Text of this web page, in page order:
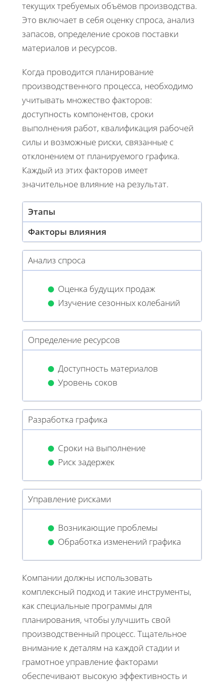
текущих требуемых объёмов производства.
Это включает в себя оценку спроса, анализ
запасов, определение сроков поставки
материалов и ресурсов.
Когда проводится планирование
производственного процесса, необходимо
учитывать множество факторов:
доступность компонентов, сроки
выполнения работ, квалификация рабочей
силы и возможные риски, связанные с
отклонением от планируемого графика.
Каждый из этих факторов имеет
значительное влияние на результат.
Этапы
Факторы влияния
Анализ спроса
Оценка будущих продаж
Изучение сезонных колебаний
Определение ресурсов
Доступность материалов
Уровень соков
Разработка графика
Сроки на выполнение
Риск задержек
Управление рисками
Возникающие проблемы
Обработка изменений графика
Компании должны использовать
комплексный подход и такие инструменты,
как специальные программы для
планирования, чтобы улучшить свой
производственный процесс. Тщательное
внимание к деталям на каждой стадии и
грамотное управление факторами
обеспечивают высокую эффективность и